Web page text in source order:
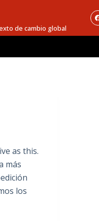
de cambio global
as this.
más
los